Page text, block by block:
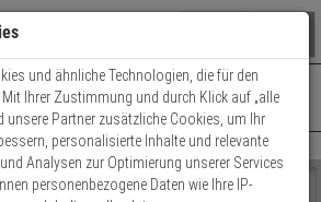
0 ARTIKEL IM WARENKORB
Ihr Warenkorb ist momentan leer.
Ergebnisse ()
Fertig
0Mo. - Do.: 8:00 - 16:30 | Fr.: 8:00 - 14:00 Uhr
Kontaktservice nutzen
und ähnliche Technologien, die für den
Ihrer Zustimmung und durch Klick auf „alle
unsere Partner zusätzliche Cookies, um Ihr
personalisierte Inhalte und relevante
Analysen zur Optimierung unserer Services
personenbezogene Daten wie Ihre IP-